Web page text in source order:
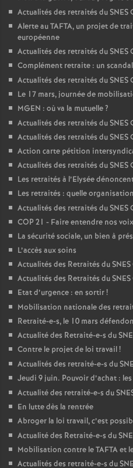
Actualités des retraités duSNES
Alerte auTAFTA, un projet de
européenne
Actualités des retraités duSNES
Complément retraite : un
Actualités des retraités duSNES
Le 17 mars, journée de
MGEN : où va la mutuelle?
Actualités des retraités duSNES
Actualités des retraités duSNES
Action carte pétition
Actualités des retraités duSNES
Les retraités à l’Elysée
Les retraités : quelle
Actualités des retraités duSNES
COP21 - Faire entendre nos
La sécurité sociale, un bien à
L’accès aux soins
Actualités des Retraités duSNES
Actualités des Retraités duSNES
Etat d’urgence : en sortir!
Mobilisation nationale des
Retraité-e-s, le 10 mars
Actualité des Retraité-e-s du
Contre le projet de loi travail!
Actualités des retraité-e-s du
Jeudi 9 juin. Pouvoir d’achat :
Actualité des retraité-e-s du
En lutte dès la rentrée
Abroger la loi travail, c’est
Actualité des Retraité-e-s du
Mobilisation contre leTAFTAet
Actualités des retraité-e-s du